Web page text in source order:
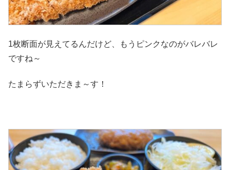
1枚断面が見えてるんだけど、もうピンクなのがバレバレ
ですね～
たまらずいただきま～す！